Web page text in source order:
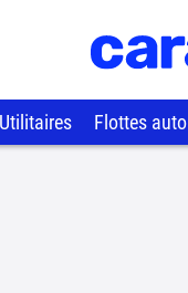
Utilitaires Flottes auto